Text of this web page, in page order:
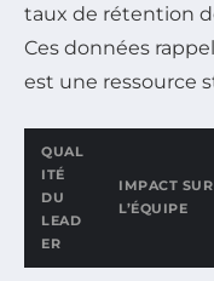
taux de rétention
Ces données
est une ressource
QUAL
ITÉ
DU
LEAD
ER
IMPACT SUR
L’ÉQUIPE